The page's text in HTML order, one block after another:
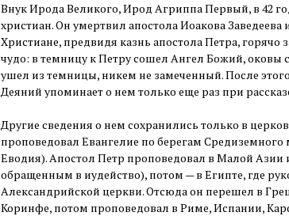
Внук Ирода Великого, Ирод Агриппа Первый, в 42
христиан. Он умертвил апостола Иоакова
Христиане, предвидя казнь апостола Петра,
чудо: в темницу к Петру сошел Ангел Божий, оковы
ушел из темницы, никем не замеченный. После
Деяний упоминает о нем только еще раз при
Другие сведения о нем сохранились только в
проповедовал Евангелие по берегам
Еводия). Апостол Петр проповедовал в Малой
обращенным в иудейство), потом — в Египте, где
Александрийской церкви. Отсюда он перешел в
Коринфе, потом проповедовал в Риме, Испании,